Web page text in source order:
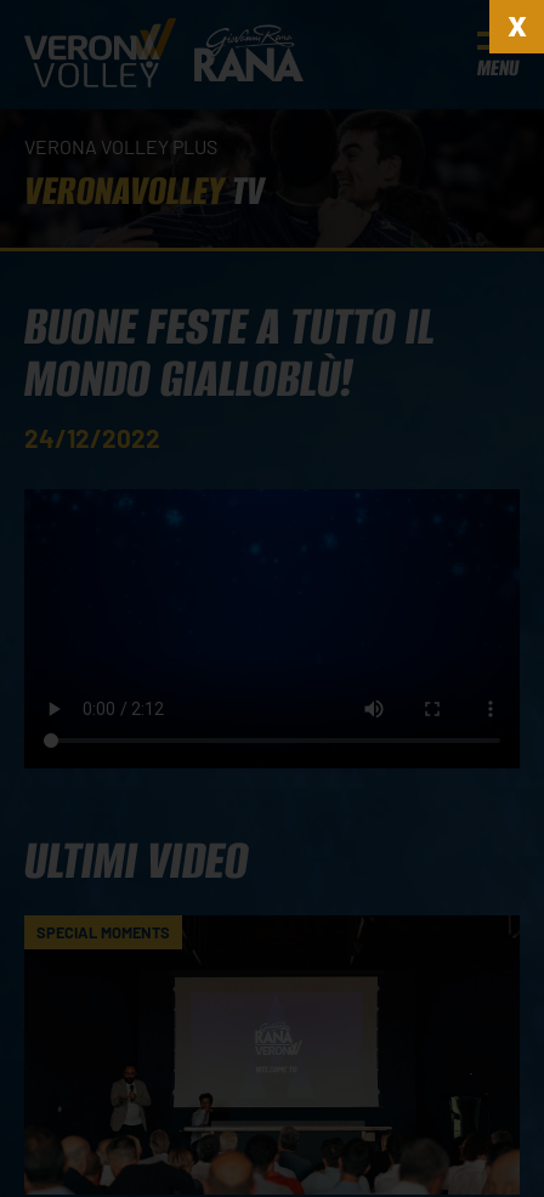
MENU
VERONA VOLLEY PLUS
VERONAVOLLEYTV
BUONE FESTE A TUTTO IL
MONDO GIALLOBLÙ!
24/12/2022
ULTIMI VIDEO
SPECIAL MOMENTS